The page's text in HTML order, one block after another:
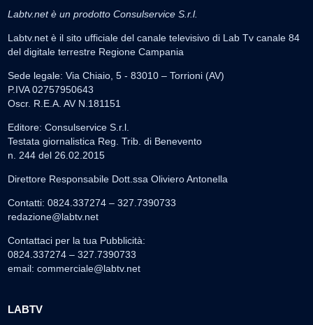
Labtv.net è un prodotto Consulservice S.r.l.
Labtv.net è il sito ufficiale del canale televisivo di Lab Tv canale 84
del digitale terrestre Regione Campania
Sede legale: Via Chiaio, 5 - 83010 – Torrioni (AV)
P.IVA 02757950643
Oscr. R.E.A. AV N.181151
Editore: Consulservice S.r.l.
Testata giornalistica Reg. Trib. di Benevento
n. 244 del 26.02.2015
Direttore Responsabile Dott.ssa Oliviero Antonella
Contatti: 0824.337274 – 327.7390733
redazione@labtv.net
Contattaci per la tua Pubblicità:
0824.337274 – 327.7390733
email: commerciale@labtv.net
LABTV